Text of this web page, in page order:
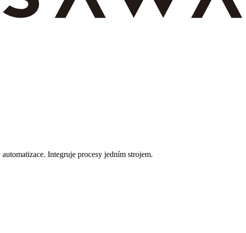
Integruje procesy jedním strojem.